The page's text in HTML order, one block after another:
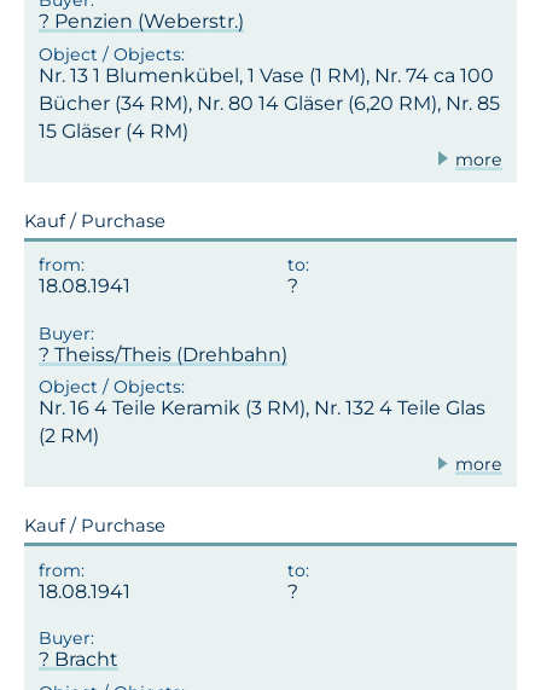
? Penzien (Weberstr.)
Nr. 13 1 Blumenkübel, 1 Vase (1 RM), Nr. 74 ca 100
Bücher (34 RM), Nr. 80 14 Gläser (6,20 RM), Nr. 85
15 Gläser (4 RM)
more
Kauf / Purchase
18.08.1941
? Theiss/Theis (Drehbahn)
Nr. 16 4 Teile Keramik (3 RM), Nr. 132 4 Teile Glas
(2 RM)
more
Kauf / Purchase
18.08.1941
? Bracht